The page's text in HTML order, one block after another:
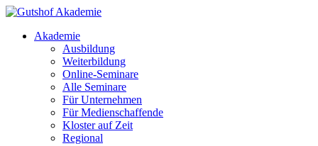
Akademie
Ausbildung
Weiterbildung
Online-Seminare
Alle Seminare
Für Unternehmen
Für Medienschaffende
Kloster auf Zeit
Regional